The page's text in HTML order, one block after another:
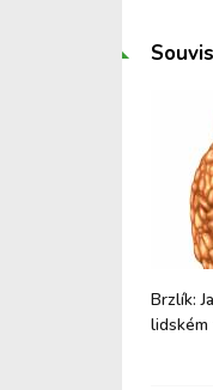
Brzlík:
lidském